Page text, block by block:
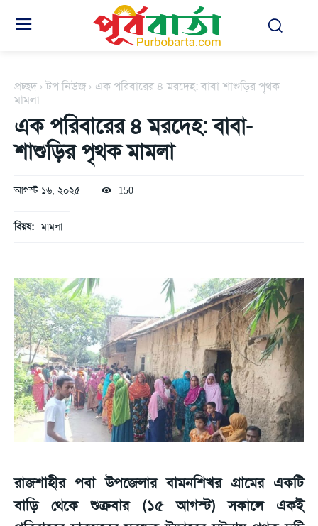
প্রচ্ছদ টপ নিউজ
এক পরিবারের ৪ মরদেহ: বাবা-শাশুড়ির পৃথক
মামলা
এক পরিবারের ৪ মরদেহ: বাবা-
শাশুড়ির পৃথক মামলা
আগস্ট ১৬, ২০২৫ 150
বিয়ষ: মামলা
রাজশাহীর পবা উপজেলার বামনশিখর গ্রামের একটি
বাড়ি থেকে শুক্রবার (১৫ আগস্ট) সকালে একই